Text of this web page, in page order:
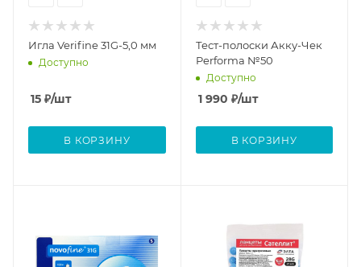
Игла Verifine 31G-5,0 мм
Доступно
15 ₽/шт
В КОРЗИНУ
Тест-полоски Акку-Чек
Performa №50
Доступно
1 990 ₽/шт
В КОРЗИНУ